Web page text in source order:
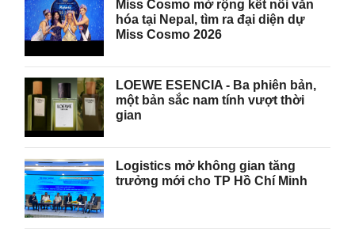
Miss Cosmo mở rộng kết nối văn
hóa tại Nepal, tìm ra đại diện dự
Miss Cosmo 2026
LOEWE ESENCIA - Ba phiên bản,
một bản sắc nam tính vượt thời
gian
Logistics mở không gian tăng
trưởng mới cho TP Hồ Chí Minh